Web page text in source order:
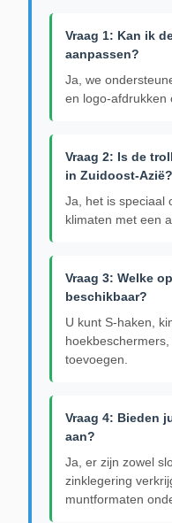
Vraag 1: Kan ik
aanpassen?
Ja, we
en logo-afdrukken
Vraag 2: Is de
in Zuidoost-Azië?
Ja, het is speciaal
klimaten met een
Vraag 3: Welke
beschikbaar?
U kunt S-haken,
toevoegen.
Vraag 4: Bieden
aan?
Ja, er zijn zowel
zinklegering
muntformaten